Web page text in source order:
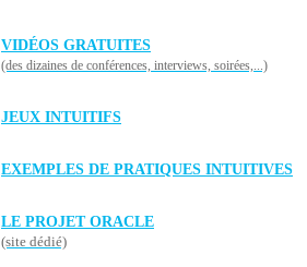
VIDÉOS GRATUITES
(des dizaines de conférences, interviews, soirées,...)
JEUX INTUITIFS
EXEMPLES DE PRATIQUES INTUITIVES
LE PROJET ORACLE
(site dédié)